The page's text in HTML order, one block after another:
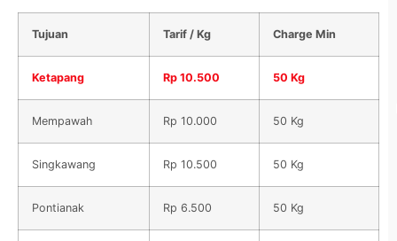
Tujuan Tarif / Kg Charge Min
Ketapang Rp 10.500 50 Kg
Mempawah Rp 10.000 50 Kg
Singkawang Rp 10.500 50 Kg
Pontianak Rp 6.500 50 Kg